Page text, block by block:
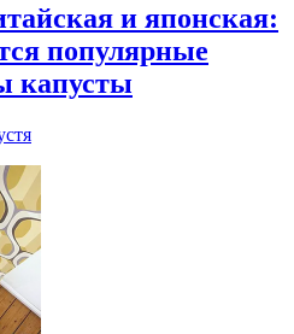
и японская:
популярные
капусты